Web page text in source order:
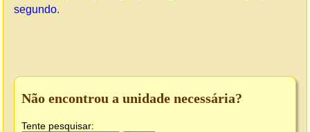
segundo.
Não encontrou a unidade necessária?
Tente pesquisar: